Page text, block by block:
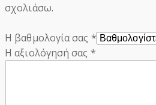
σχολιάσω.
Η βαθμολογία σας *
Η αξιολόγησή σας *